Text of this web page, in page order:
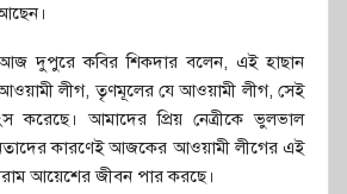
দুপুরে কবির শিকদার বলেন, এই হাছান
আওয়ামী লীগ, তৃণমূলের যে আওয়ামী লীগ, সেই
করেছে। আমাদের প্রিয় নেত্রীকে ভুলভাল
কারণেই আজকের আওয়ামী লীগের এই
আয়েশের জীবন পার করছে।